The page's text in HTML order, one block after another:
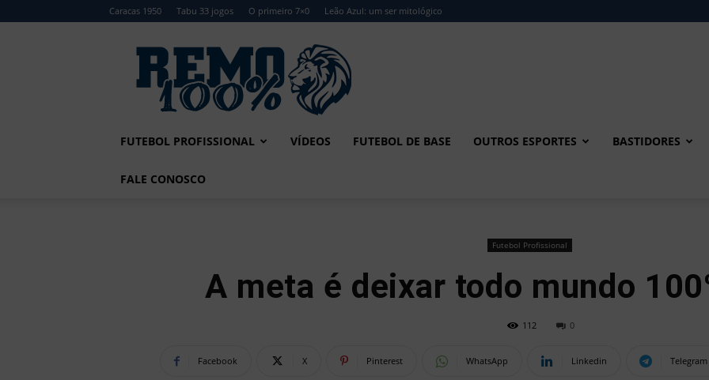
Caracas 1950 Tabu 33 jogos O primeiro 7×0 Leão Azul: um ser mitológico
Remo
FUTEBOL PROFISSIONAL VÍDEOS FUTEBOL DE BASE OUTROS ESPORTES BASTIDORES
FALE CONOSCO
Futebol Profissional
A meta é deixar todo mundo
112 0
Facebook X Pinterest WhatsApp Linkedin Telegram